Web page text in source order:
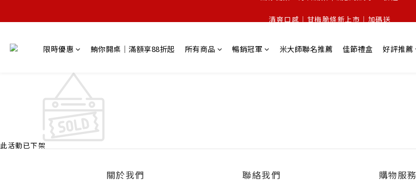
清爽口感｜甘梅脆條新上市｜加碼送
限時優惠 鮪你開桌｜滿額享88折起 所有商品 暢銷冠軍 米大師聯名推薦 佳節禮盒 好評推薦
此活動已下架
關於我們 聯絡我們 購物服務